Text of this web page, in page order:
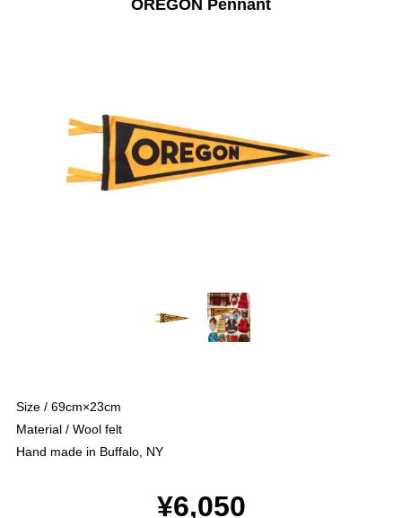
OREGON Pennant
Size / 69cm×23cm
Material / Wool felt
Hand made in Buffalo, NY
¥6,050